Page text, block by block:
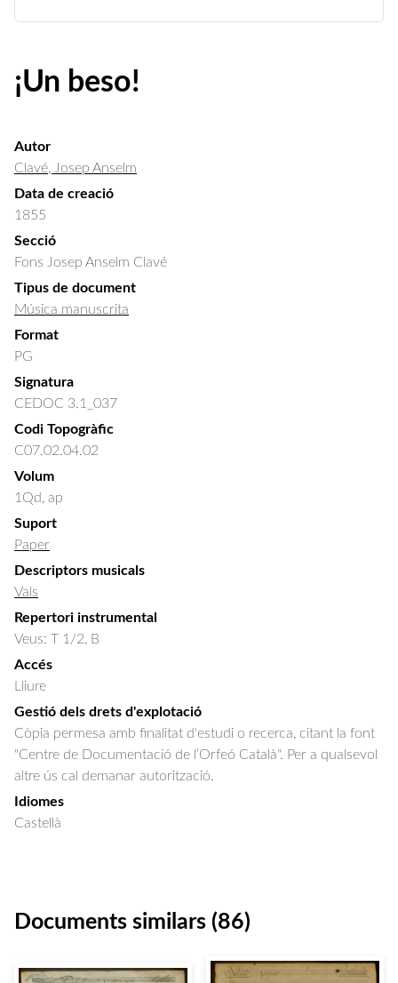
¡Un beso!
Autor
Clavé, Josep Anselm
Data de creació
1855
Secció
Fons Josep Anselm Clavé
Tipus de document
Música manuscrita
Format
PG
Signatura
CEDOC 3.1_037
Codi Topogràfic
C07.02.04.02
Volum
1Qd, ap
Suport
Paper
Descriptors musicals
Vals
Repertori instrumental
Veus: T 1/2, B
Accés
Lliure
Gestió dels drets d'explotació
Còpia permesa amb finalitat d'estudi o recerca, citant la font
"Centre de Documentació de l’Orfeó Català". Per a qualsevol
altre ús cal demanar autorització.
Idiomes
Castellà
Documents similars (86)